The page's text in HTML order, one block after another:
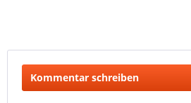
Kommentar schreiben